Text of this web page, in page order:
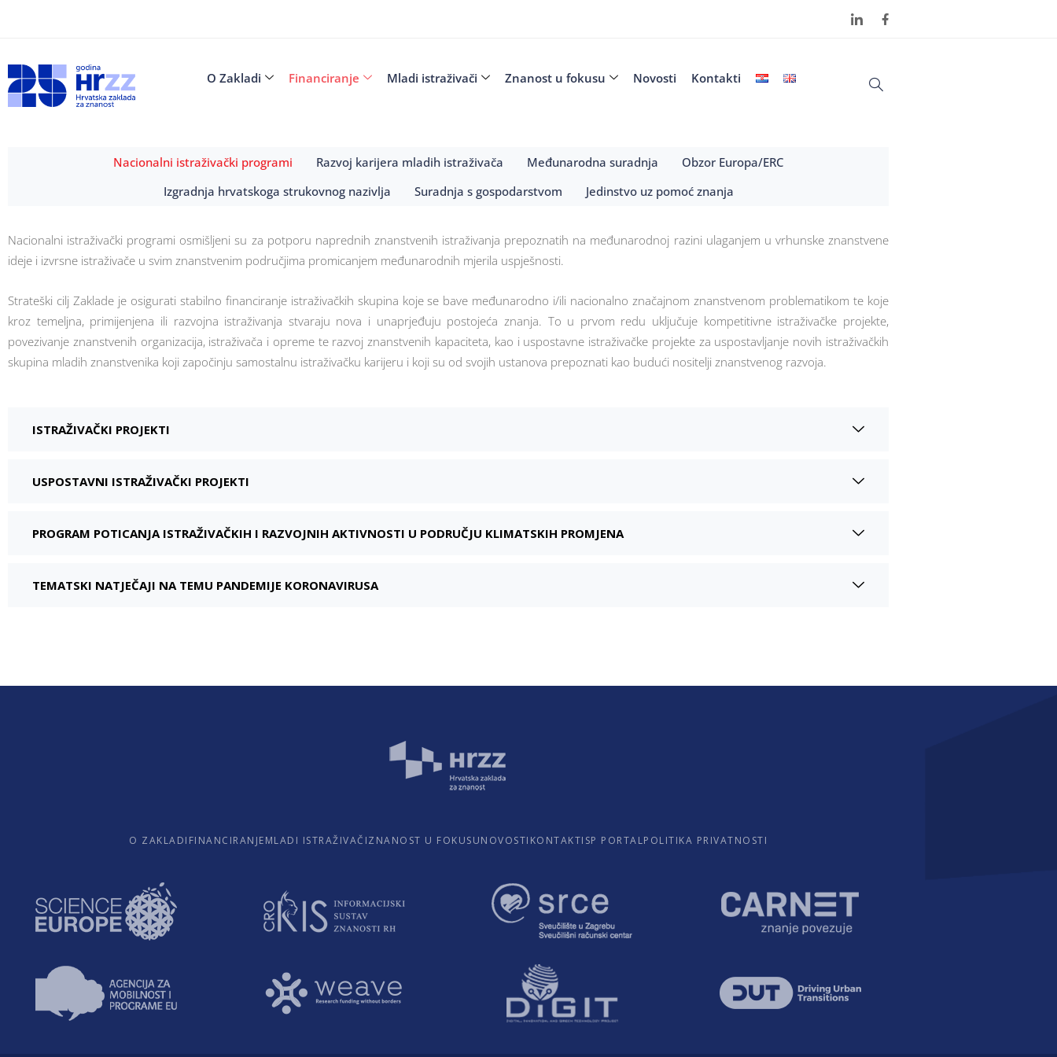
O Zakladi Financiranje Mladi istraživači Znanost u fokusu Novosti Kontakti
Nacionalni istraživački programi Razvoj karijera mladih istraživača Međunarodna suradnja​
Obzor Europa/ERC
Izgradnja hrvatskoga strukovnog nazivlja
Suradnja s gospodarstvom​ Jedinstvo uz pomoć znanja
Nacionalni istraživački programi osmišljeni su za potporu naprednih znanstvenih istraživanja prepoznatih na međunarodnoj razini ulaganjem u vrhunske znanstvene
ideje i izvrsne istraživače u svim znanstvenim područjima promicanjem međunarodnih mjerila uspješnosti.
Strateški cilj Zaklade je osigurati stabilno financiranje istraživačkih skupina koje se bave međunarodno i/ili nacionalno značajnom znanstvenom problematikom te koje
kroz temeljna, primijenjena ili razvojna istraživanja stvaraju nova i unaprjeđuju postojeća znanja. To u prvom redu uključuje kompetitivne istraživačke projekte,
povezivanje znanstvenih organizacija, istraživača i opreme te razvoj znanstvenih kapaciteta, kao i uspostavne istraživačke projekte za uspostavljanje novih istraživačkih
skupina mladih znanstvenika koji započinju samostalnu istraživačku karijeru i koji su od svojih ustanova prepoznati kao budući nositelji znanstvenog razvoja.
ISTRAŽIVAČKI PROJEKTI
USPOSTAVNI ISTRAŽIVAČKI PROJEKTI
PROGRAM POTICANJA ISTRAŽIVAČKIH I RAZVOJNIH AKTIVNOSTI U PODRUČJU KLIMATSKIH PROMJENA
TEMATSKI NATJEČAJI NA TEMU PANDEMIJE KORONAVIRUSA
O ZAKLADI FINANCIRANJEMLADI ISTRAŽIVAČIZNANOST U FOKUSUNOVOSTI KONTAKTI SP PORTALPOLITIKA PRIVATNOSTI